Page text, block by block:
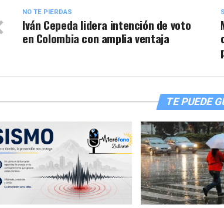
NO TE PIERDAS
Iván Cepeda lidera intención de voto
en Colombia con amplia ventaja
TE PUEDE